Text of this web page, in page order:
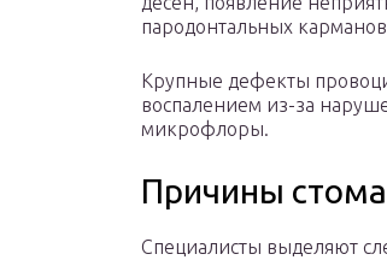
пародонтальных
Крупные дефекты
воспалением из-за
микрофлоры.
Причины
Специалисты выделяют